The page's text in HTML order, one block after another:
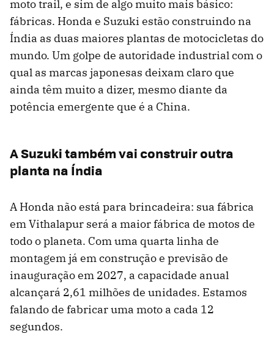
moto trail, e sim de algo muito mais básico:
fábricas. Honda e Suzuki estão construindo na
Índia as duas maiores plantas de motocicletas do
mundo. Um golpe de autoridade industrial com o
qual as marcas japonesas deixam claro que
ainda têm muito a dizer, mesmo diante da
potência emergente que é a China.
A Suzuki também vai construir outra
planta na Índia
A Honda não está para brincadeira: sua fábrica
em Vithalapur será a maior fábrica de motos de
todo o planeta. Com uma quarta linha de
montagem já em construção e previsão de
inauguração em 2027, a capacidade anual
alcançará 2,61 milhões de unidades. Estamos
falando de fabricar uma moto a cada 12
segundos.